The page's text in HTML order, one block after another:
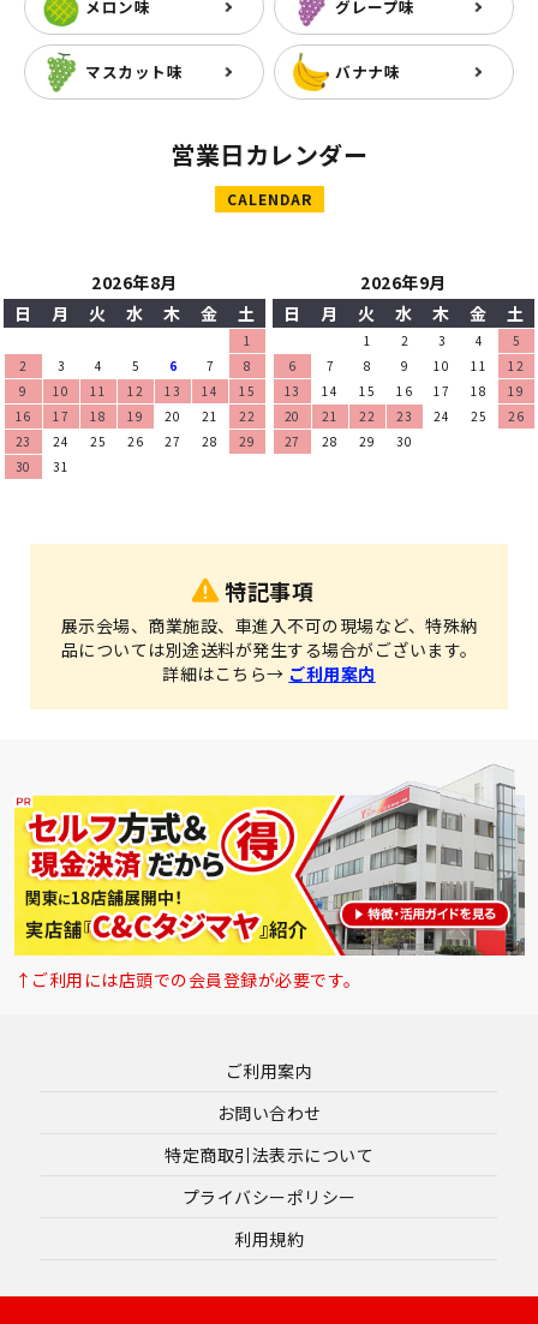
メロン味 グレープ味
マスカット味 バナナ味
営業日カレンダー
CALENDAR
2026年8月
日
月 火 水 木 金 土
1
2
3 4 5 6 7
8
9
10 11 12 13 14
15
16
17 18 19 20 21
22
23
24 25 26 27 28
29
30
31
2026年9月
日
月 火 水 木 金 土
1 2 3 4
5
6
7 8 9 10 11
12
13
14 15 16 17 18
19
20
21 22 23 24 25
26
27
28 29 30
特記事項
展示会場、商業施設、車進入不可の現場など、特殊納
品については別途送料が発生する場合がございます。
詳細はこちら→ ご利用案内
↑ご利用には店頭での会員登録が必要です。
ご利用案内
お問い合わせ
特定商取引法表示について
プライバシーポリシー
利用規約